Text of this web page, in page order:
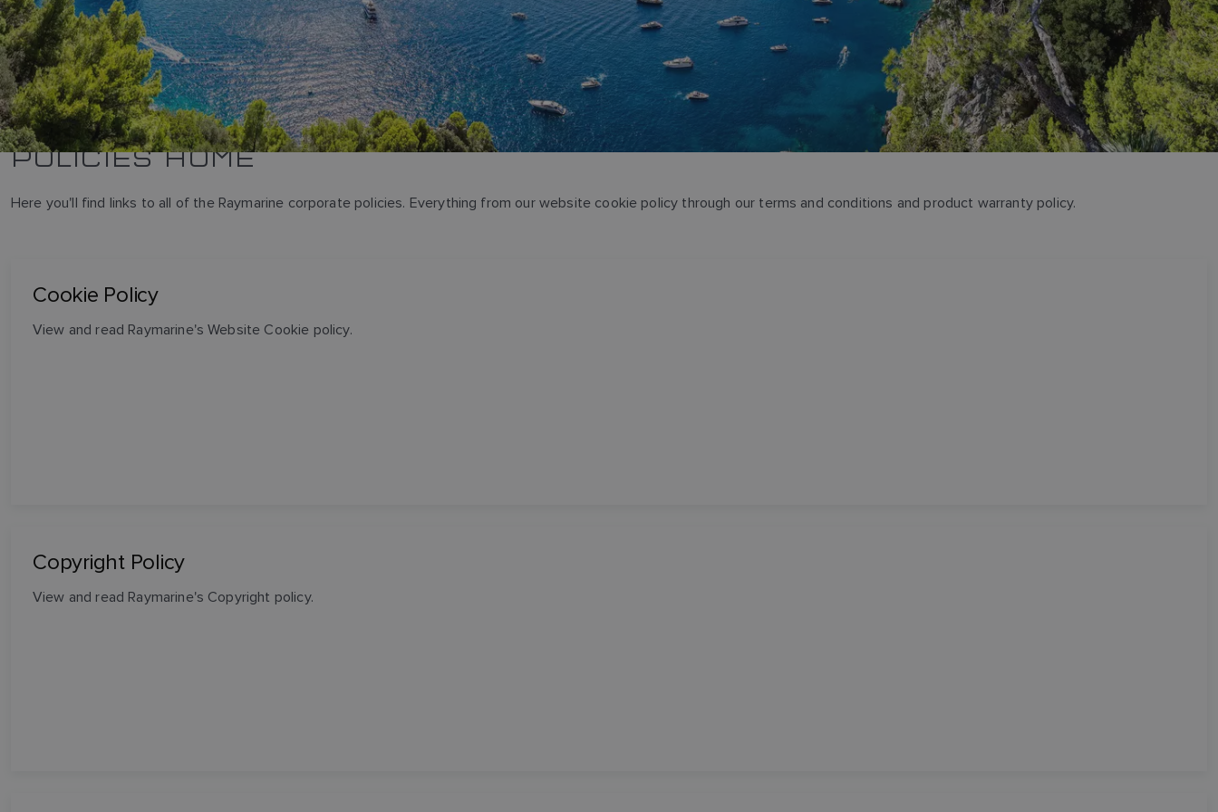
POLICIES HOME
Here you'll find links to all of the Raymarine corporate policies. Everything from our website cookie policy through our terms and conditions and product warranty policy.
Cookie Policy
View and read Raymarine's Website Cookie policy.
Copyright Policy
View and read Raymarine's Copyright policy.